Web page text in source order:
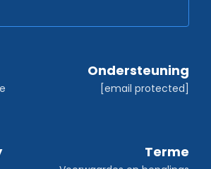
Ondersteuning
[email protected]
Terme